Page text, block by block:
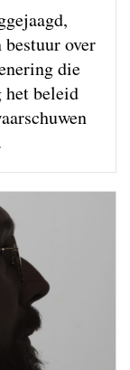
over
die
het beleid